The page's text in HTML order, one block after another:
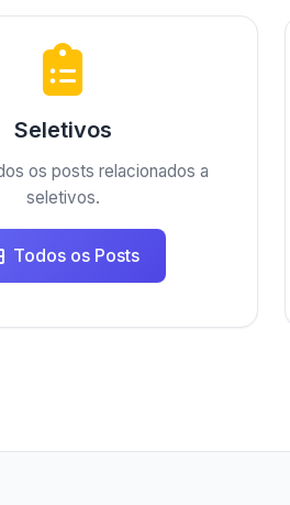
Seletivos
os posts relacionados a
seletivos.
Todos os Posts